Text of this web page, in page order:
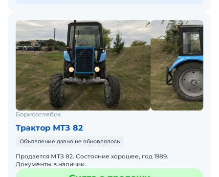
Борисоглебск
Трактор МТЗ 82
Объявление давно не обновлялось
Продается МТЗ 82. Состояние хорошее, год 1989.
Документы в наличии.